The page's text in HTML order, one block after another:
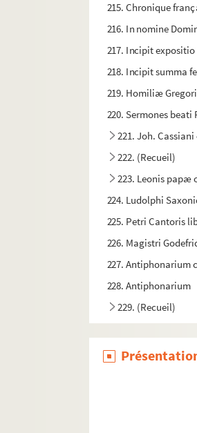
215. Chronique
216. In nomine
217. Incipit
218. Incipit summa
219. Homiliæ
220. Sermones
221. Joh. Cassiani
222. (Recueil)
223. Leonis papæ
224. Ludolphi
225. Petri Cantoris
226. Magistri
227. Antiphonarium
228. Antiphonarium
229. (Recueil)
231. Antiphonarium